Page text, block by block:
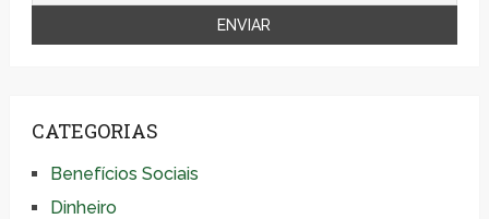
CATEGORIAS
Benefícios Sociais
Dinheiro